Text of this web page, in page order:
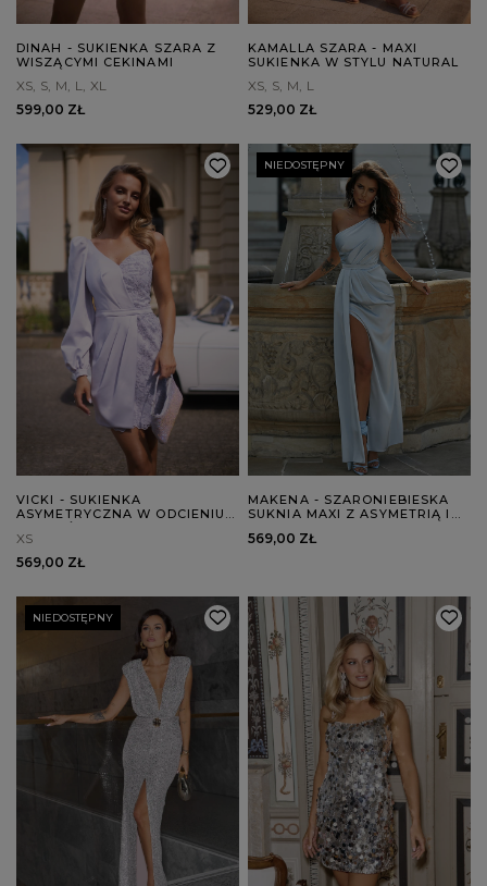
DINAH - SUKIENKA SZARA Z
WISZĄCYMI CEKINAMI
XS S M L XL
599,00 ZŁ
KAMALLA SZARA - MAXI
SUKIENKA W STYLU NATURAL
XS S M L
529,00 ZŁ
VICKI - SUKIENKA
ASYMETRYCZNA W ODCIENIU
XS
569,00 ZŁ
NIEDOSTĘPNY
MAKENA - SZARONIEBIESKA
SUKNIA MAXI Z ASYMETRIĄ I
569,00 ZŁ
NIEDOSTĘPNY